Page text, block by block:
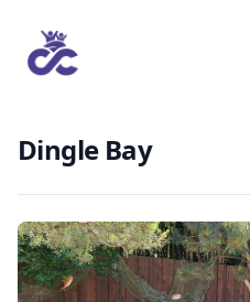
Dingle Bay